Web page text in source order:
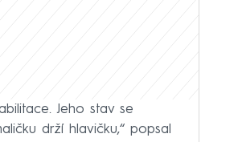
Jeho stav se
drží hlavičku,“ popsal